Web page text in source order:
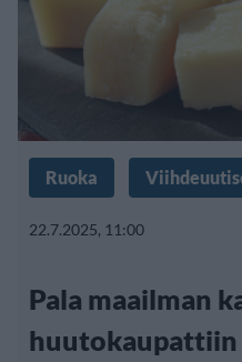
Ruoka
22.7.2025, 11:00
Pala maailman
huutokaupattiin